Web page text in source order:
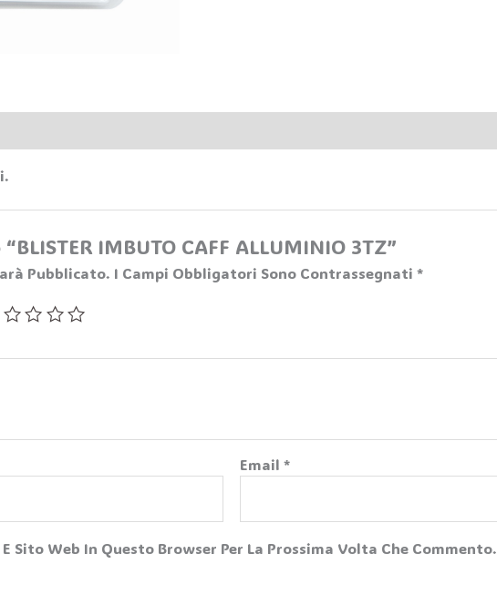
IMBUTO CAFF ALLUMINIO 3TZ”
Pubblicato. I Campi Obbligatori Sono Contrassegnati*
Email*
Sito Web In Questo Browser Per La Prossima Volta Che Commento.